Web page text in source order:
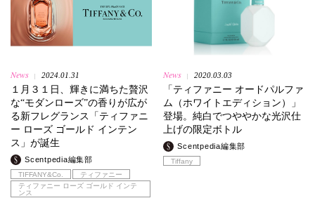
News 2024.01.31
１月３１日、輝きに満ちた贅沢
な“モダンローズ”の香りが広が
る新フレグランス「ティファニ
ー ローズ ゴールド インテン
ス」が誕生
Scentpedia編集部
TIFFANY&Co.
ティファニー
ティファニー ローズ ゴールド インテ
ンス
News 2020.03.03
「ティファニー オードパルファ
ム（ホワイトエディション）」
登場。純白でつややかな光沢仕
上げの限定ボトル
Scentpedia編集部
Tiffany